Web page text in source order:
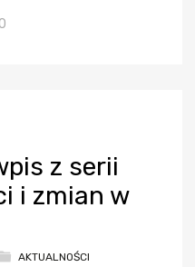
0
z serii
i zmian w
AKTUALNOŚCI